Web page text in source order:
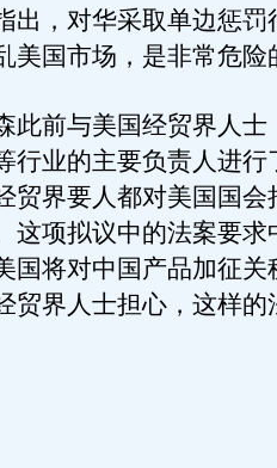
出，对华采取单边惩罚
美国市场，是非常危险
前与美国经贸界人士
行业的主要负责人进行
贸界要人都对美国国会
这项拟议中的法案要求
国将对中国产品加征关
贸界人士担心，这样的